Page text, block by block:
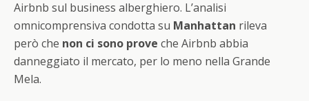
Airbnb sul business alberghiero. L’analisi
omnicomprensiva condotta su Manhattan rileva
però che non ci sono prove che Airbnb abbia
danneggiato il mercato, per lo meno nella Grande
Mela.